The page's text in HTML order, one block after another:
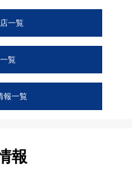
一覧
覧
報一覧
報